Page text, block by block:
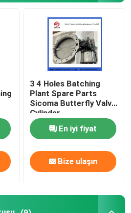
yedek parçaları
yedek parçaları
bağlantısı
3 4 Holes Batching
Plant Spare Parts
Sicoma Butterfly Valve
Cylinder
Electropneumatic
Actuator Cylinder
En iyi fiyat
Bize ulaşın